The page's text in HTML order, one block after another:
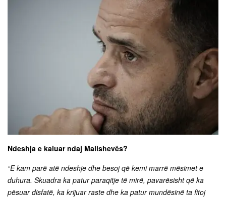
Ndeshja e kaluar ndaj Malishevës?
“E kam parë atë ndeshje dhe besoj që kemi marrë mësimet e
duhura. Skuadra ka patur paraqitje të mirë, pavarësisht që ka
pësuar disfatë, ka krijuar raste dhe ka patur mundësinë ta fitoj